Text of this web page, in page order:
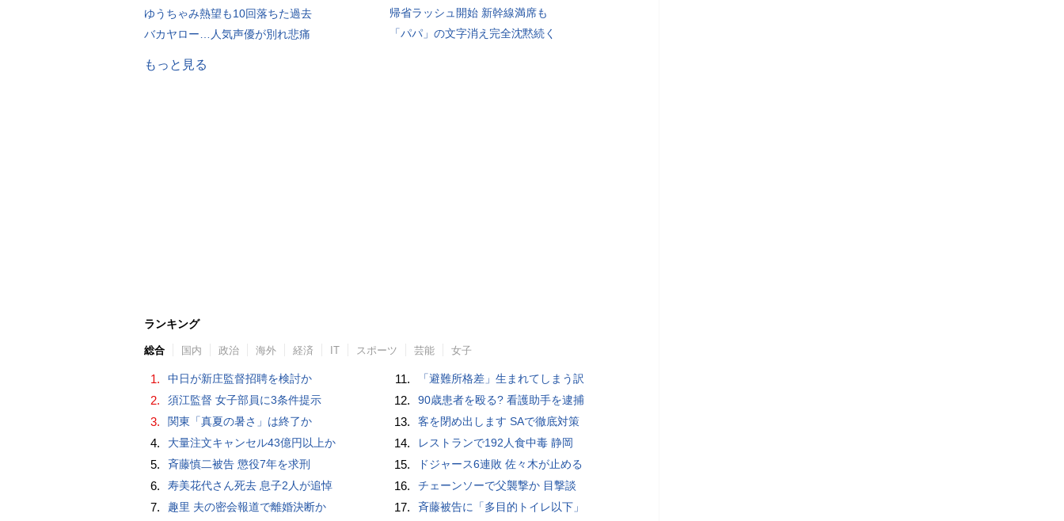
ゆうちゃみ熱望も10回落ちた過去
バカヤロー…人気声優が別れ悲痛
帰省ラッシュ開始 新幹線満席も
「パパ」の文字消え完全沈黙続く
もっと見る
ランキング
総合 国内 政治 海外 経済 IT スポーツ 芸能 女子
1. 中日が新庄監督招聘を検討か
2. 須江監督 女子部員に3条件提示
3. 関東「真夏の暑さ」は終了か
4. 大量注文キャンセル43億円以上か
5. 斉藤慎二被告 懲役7年を求刑
6. 寿美花代さん死去 息子2人が追悼
7. 趣里 夫の密会報道で離婚決断か
11. 「避難所格差」生まれてしまう訳
12. 90歳患者を殴る? 看護助手を逮捕
13. 客を閉め出します SAで徹底対策
14. レストランで192人食中毒 静岡
15. ドジャース6連敗 佐々木が止める
16. チェーンソーで父襲撃か 目撃談
17. 斉藤被告に「多目的トイレ以下」